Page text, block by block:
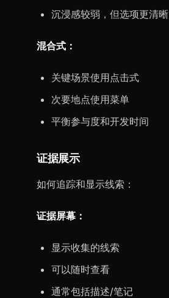
沉浸感较弱，但选项更清晰
混合式：
关键场景使用点击式
次要地点使用菜单
平衡参与度和开发时间
证据展示
如何追踪和显示线索：
证据屏幕：
显示收集的线索
可以随时查看
通常包括描述/笔记